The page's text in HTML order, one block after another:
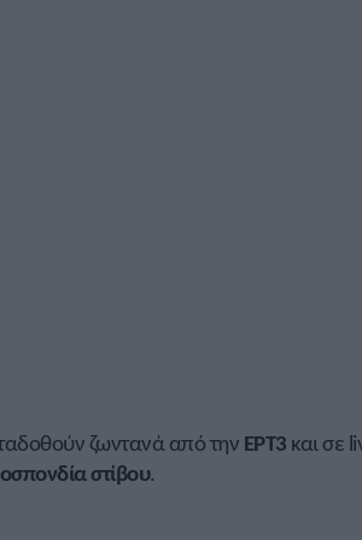
ζωντανά από την ΕΡΤ3 και σε
στίβου.